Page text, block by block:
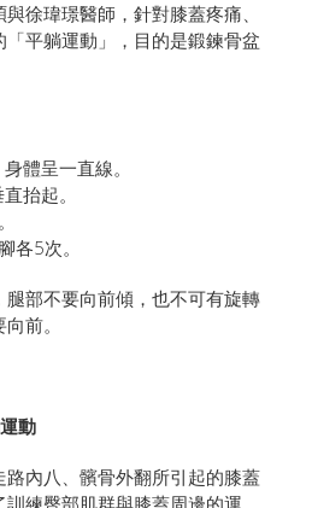
徐瑋璟醫師，針對膝蓋疼痛、
平躺運動」，目的是鍛鍊骨盆
體呈一直線。
抬起。
各5次。
部不要向前傾，也不可有旋轉
前。
動
內八、髕骨外翻所引起的膝蓋